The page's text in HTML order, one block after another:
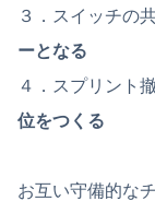
３．スイッチ
ーとなる
４．スプリン
位をつくる
お互い守備的な